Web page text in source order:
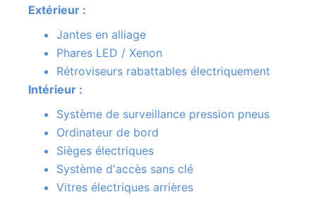
Extérieur :
Jantes en alliage
Phares LED / Xenon
Rétroviseurs rabattables électriquement
Intérieur :
Système de surveillance pression pneus
Ordinateur de bord
Sièges électriques
Système d'accès sans clé
Vitres électriques arrières